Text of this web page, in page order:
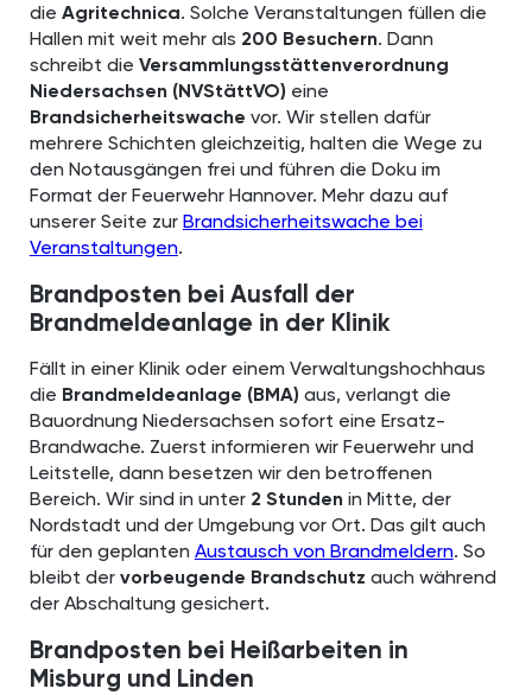
die Agritechnica. Solche Veranstaltungen füllen die
Hallen mit weit mehr als 200 Besuchern. Dann
schreibt die Versammlungsstättenverordnung
Niedersachsen (NVStättVO) eine
Brandsicherheitswache vor. Wir stellen dafür
mehrere Schichten gleichzeitig, halten die Wege zu
den Notausgängen frei und führen die Doku im
Format der Feuerwehr Hannover. Mehr dazu auf
unserer Seite zur Brandsicherheitswache bei
Veranstaltungen.
Brandposten bei Ausfall der
Brandmeldeanlage in der Klinik
Fällt in einer Klinik oder einem Verwaltungshochhaus
die Brandmeldeanlage (BMA) aus, verlangt die
Bauordnung Niedersachsen sofort eine Ersatz-
Brandwache. Zuerst informieren wir Feuerwehr und
Leitstelle, dann besetzen wir den betroffenen
Bereich. Wir sind in unter 2 Stunden in Mitte, der
Nordstadt und der Umgebung vor Ort. Das gilt auch
für den geplanten Austausch von Brandmeldern. So
bleibt der vorbeugende Brandschutz auch während
der Abschaltung gesichert.
Brandposten bei Heißarbeiten in
Misburg und Linden